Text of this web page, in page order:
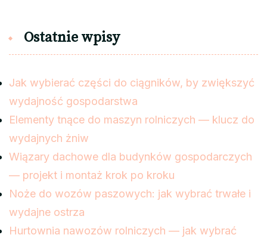
Ostatnie wpisy
Jak wybierać części do ciągników, by zwiększyć
wydajność gospodarstwa
Elementy tnące do maszyn rolniczych — klucz do
wydajnych żniw
Wiązary dachowe dla budynków gospodarczych
— projekt i montaż krok po kroku
Noże do wozów paszowych: jak wybrać trwałe i
wydajne ostrza
Hurtownia nawozów rolniczych — jak wybrać